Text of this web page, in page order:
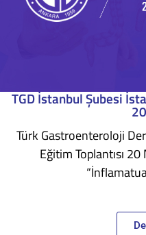
TGD İstanbul Şubesi
Türk Gastroenteroloji
Eğitim Toplantısı